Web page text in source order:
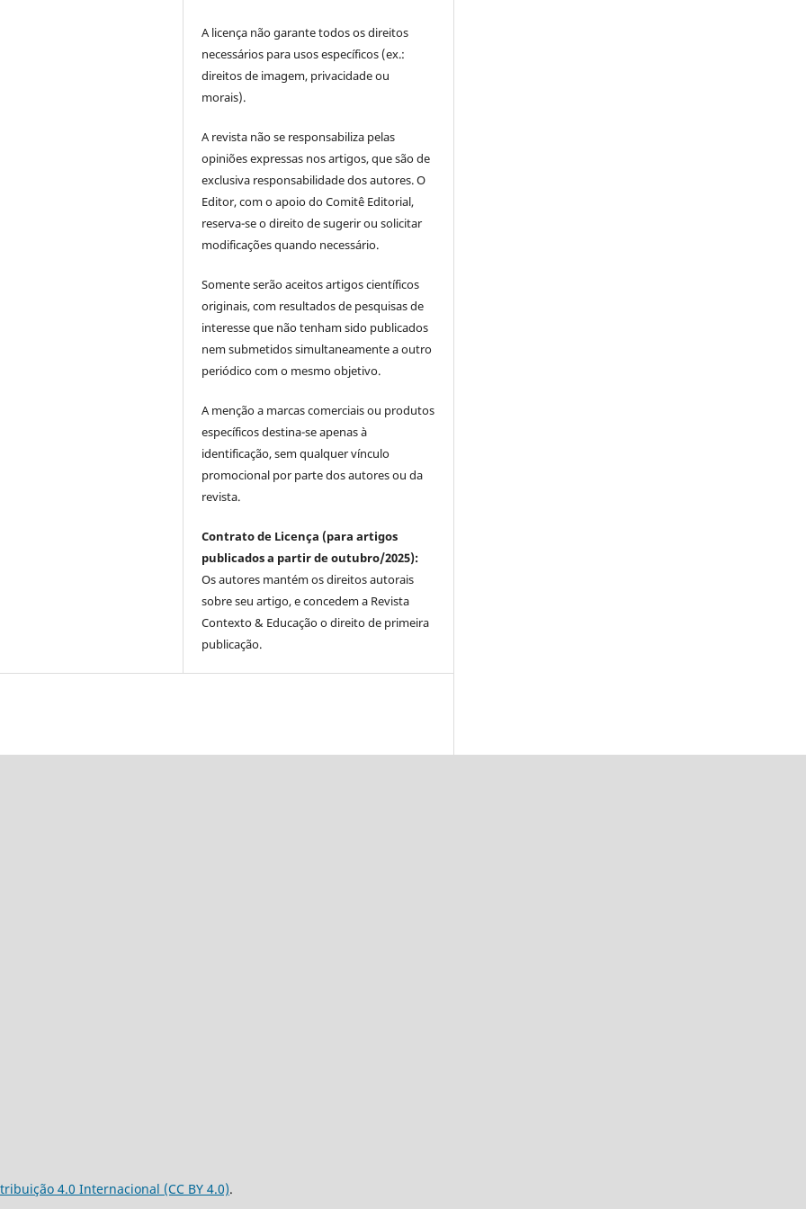
A licença não garante todos os direitos
necessários para usos específicos (ex.:
direitos de imagem, privacidade ou
morais).
A revista não se responsabiliza pelas
opiniões expressas nos artigos, que são de
exclusiva responsabilidade dos autores. O
Editor, com o apoio do Comitê Editorial,
reserva-se o direito de sugerir ou solicitar
modificações quando necessário.
Somente serão aceitos artigos científicos
originais, com resultados de pesquisas de
interesse que não tenham sido publicados
nem submetidos simultaneamente a outro
periódico com o mesmo objetivo.
A menção a marcas comerciais ou produtos
específicos destina-se apenas à
identificação, sem qualquer vínculo
promocional por parte dos autores ou da
revista.
Contrato de Licença (para artigos
publicados a partir de outubro/2025):
Os autores mantém os direitos autorais
sobre seu artigo, e concedem a Revista
Contexto & Educação o direito de primeira
publicação.
4.0 Internacional (CC BY 4.0).